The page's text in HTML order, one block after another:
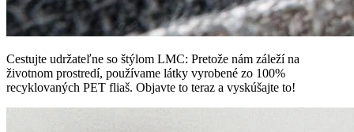
Cestujte udržateľne so štýlom LMC: Pretože nám záleží na
životnom prostredí, používame látky vyrobené zo 100%
recyklovaných PET fliaš. Objavte to teraz a vyskúšajte to!